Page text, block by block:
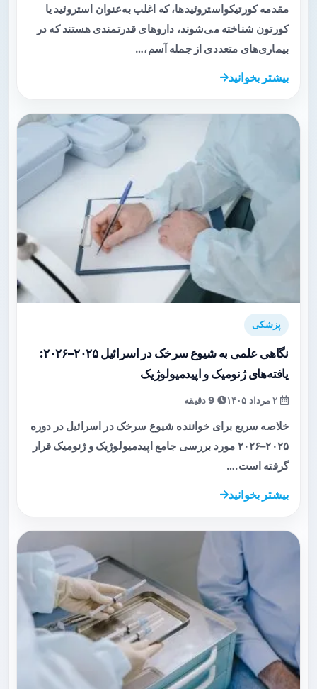
مقدمه کورتیکواستروئیدها، که اغلب به‌عنوان استروئید یا
کورتون شناخته می‌شوند، داروهای قدرتمندی هستند که در
بیماری‌های متعددی از جمله آسم،…
بیشتر بخوانید
پزشکی
نگاهی علمی به شیوع سرخک در اسرائیل ۲۰۲۵–۲۰۲۶:
یافته‌های ژنومیک و اپیدمیولوژیک
خلاصه سریع برای خواننده شیوع سرخک در اسرائیل در دوره
۲۰۲۵–۲۰۲۶ مورد بررسی جامع اپیدمیولوژیک و ژنومیک قرار
گرفته است.…
بیشتر بخوانید